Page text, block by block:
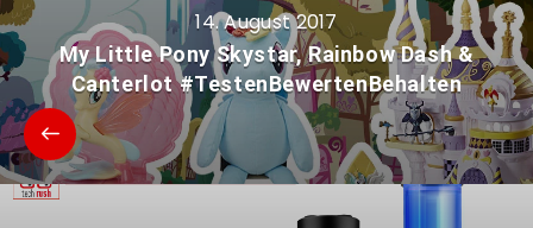
14. August 2017
My Little Pony Skystar, Rainbow Dash &
Canterlot #TestenBewertenBehalten